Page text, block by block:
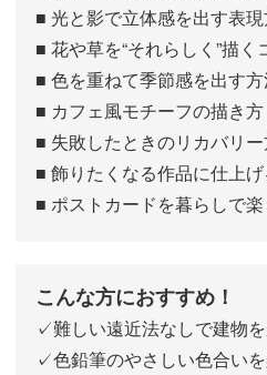
■ 光と影で立体感を出す表
■ 花や草を“それらしく”描く
■ 色を重ねて季節感を出す
■ カフェ風モチーフの描き方
■ 失敗したときのリカバリ
■ 飾りたくなる作品に仕上
■ ポストカードを暮らしで
こんな方におすすめ！
✓難しい遠近法なしで建物
✓色鉛筆のやさしい色合い